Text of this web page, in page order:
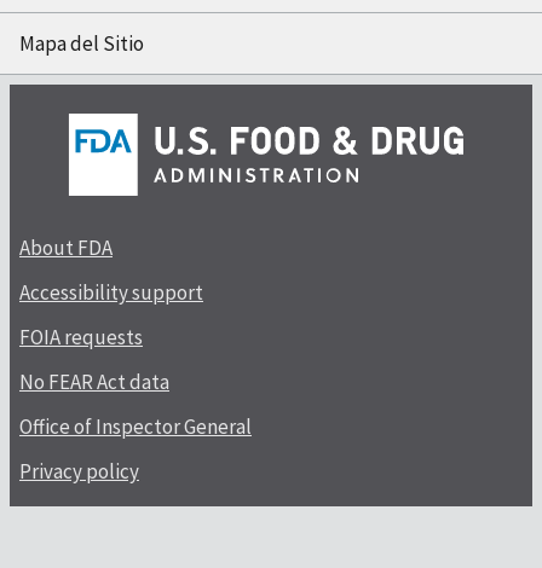
Mapa del Sitio
About FDA
Accessibility support
FOIA requests
No FEAR Act data
Office of Inspector General
Privacy policy